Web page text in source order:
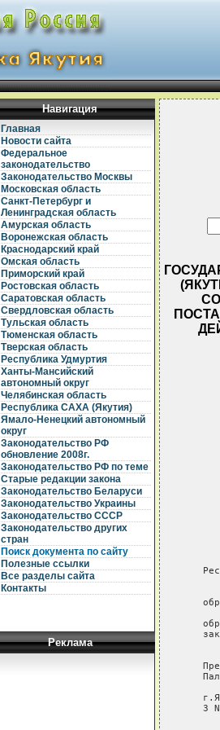
Навигация
Главная
Новости сайта
Федеральное
законодательство
Законодательство Москвы
Московская область
Санкт-Петербург и
Ленинградская область
Амурская область
Воронежская область
Краснодарский край
Омская область
Приморский край
Ростовская область
Саратовская область
Свердловская область
Тульская область
Тюменская область
Тверская область
Республика Удмуртия
Ханты-Мансийский
автономный округ
Челябинская область
Республика САХА (Якутия)
Ямало-Ненецкий автономный
округ
Законодательство РФ
обновление 2008г.
Законодательство РФ по теме
Старые редакции закона
Законодательство Беларуси
Законодательство Украины
Законодательство СССР
Законодательство других
стран
Поиск документа по сайту
Полезные ссылки
Все разделы сайта
Контакты
Реклама
3